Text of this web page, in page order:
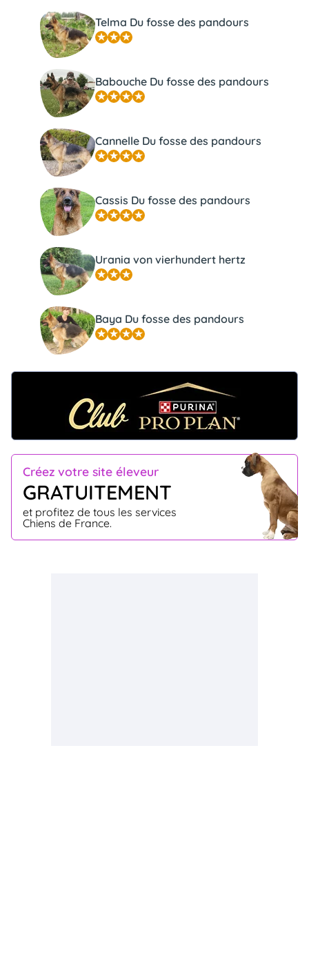
Créez votre site éleveur
GRATUITEMENT
et profitez de tous les services
Chiens de France.
Telma Du fosse des pandours
Babouche Du fosse des pandours
Cannelle Du fosse des pandours
Cassis Du fosse des pandours
Urania von vierhundert hertz
Baya Du fosse des pandours